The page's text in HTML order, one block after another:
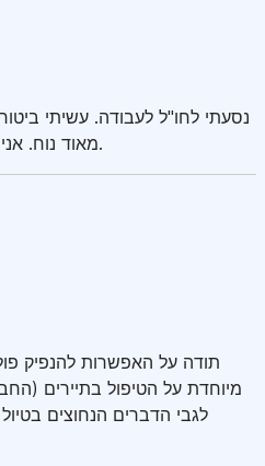
נסעתי לחו"ל לעבודה. עשיתי
מאוד נוח. אני מרוצה מ השירות של החברה.
תודה על האפשרות להנפיק
מיוחדת על הטיפול בתיירים
לגבי הדברים הנחוצים